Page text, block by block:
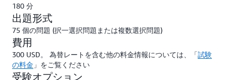
180 分
出題形式
75 個の問題 (択一選択問題または複数選択問題)
費用
300 USD。 為替レートを含む他の料金情報については、「試験
の料金 」をご覧ください
受験オプション